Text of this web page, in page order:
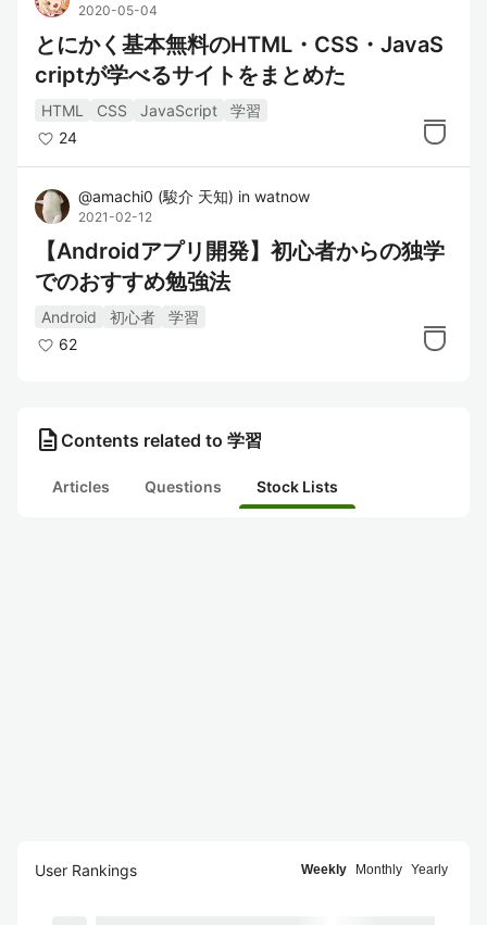
2020-05-04
とにかく基本無料のHTML・CSS・JavaS
criptが学べるサイトをまとめた
HTML CSS JavaScript
学習
24
@amachi0 (駿介 天知) in watnow
2021-02-12
【Androidアプリ開発】初心者からの独学
でのおすすめ勉強法
Android 初心者
学習
62
description Contents related to 学習
Articles Questions Stock Lists
User Rankings Weekly Monthly Yearly